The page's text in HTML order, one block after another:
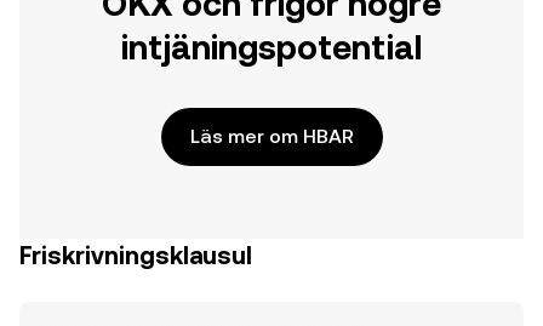
intjäningspotential
Läs mer om HBAR
Friskrivningsklausul